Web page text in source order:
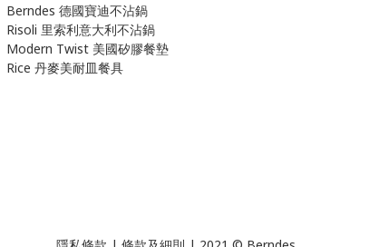
Berndes 德國寶迪不沾鍋
Risoli 里索利意大利不沾鍋
Modern Twist 美國矽膠餐墊
Rice 丹麥美耐皿餐具